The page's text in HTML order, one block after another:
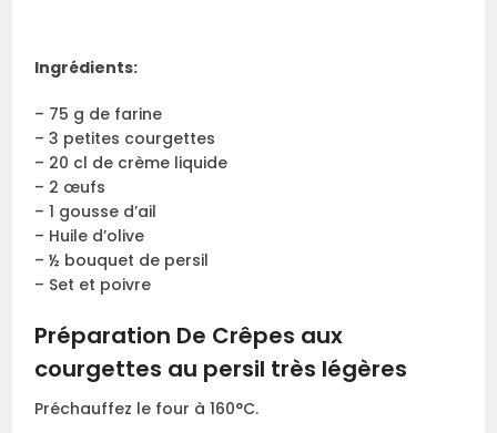
Ingrédients:
– 75 g de farine
– 3 petites courgettes
– 20 cl de crème liquide
– 2 œufs
– 1 gousse d’ail
– Huile d’olive
– ½ bouquet de persil
– Set et poivre
Préparation De Crêpes aux
courgettes au persil très légères
Préchauffez le four à 160°C.